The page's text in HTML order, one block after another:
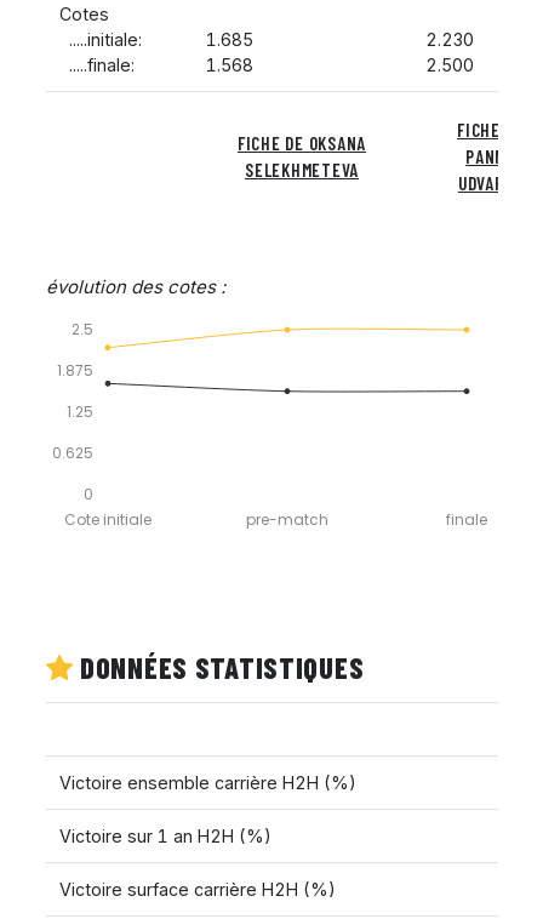
Cotes
.....initiale:
.....finale:
1.685
1.568
2.230
2.500
FICHE DE OKSANA
SELEKHMETEVA
FICHE DE
PANNA
UDVARDY
évolution des cotes :
0
0.625
1.25
1.875
2.5
finale
pre-match
Cote initiale
DONNÉES STATISTIQUES
Victoire ensemble carrière H2H (%)
Victoire sur 1 an H2H (%)
Victoire surface carrière H2H (%)